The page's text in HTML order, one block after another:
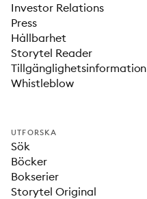
Investor Relations
Press
Hållbarhet
Storytel Reader
Tillgänglighetsinformation
Whistleblow
UTFORSKA
Sök
Böcker
Bokserier
Storytel Original